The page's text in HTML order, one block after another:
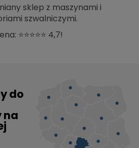
sklep z maszynami i
szwalniczymi.
⭐⭐⭐⭐⭐ 4,7!
do
na